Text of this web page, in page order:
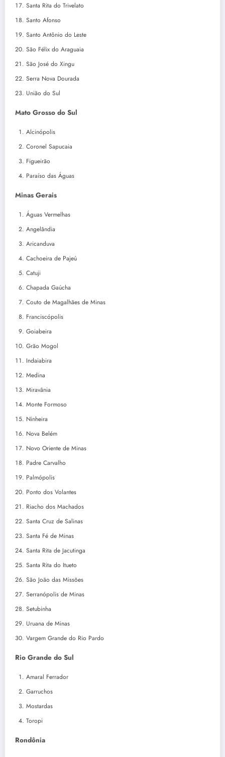
Santa Rita do Trivelato
Santo Afonso
Santo Antônio do Leste
São Félix do Araguaia
São José do Xingu
Serra Nova Dourada
União do Sul
Mato Grosso do Sul
Alcinópolis
Coronel Sapucaia
Figueirão
Paraíso das Águas
Minas Gerais
Águas Vermelhas
Angelândia
Aricanduva
Cachoeira de Pajeú
Catuji
Chapada Gaúcha
Couto de Magalhães de Minas
Franciscópolis
Goiabeira
Grão Mogol
Indaiabira
Medina
Miravânia
Monte Formoso
Ninheira
Nova Belém
Novo Oriente de Minas
Padre Carvalho
Palmópolis
Ponto dos Volantes
Riacho dos Machados
Santa Cruz de Salinas
Santa Fé de Minas
Santa Rita de Jacutinga
Santa Rita do Itueto
São João das Missões
Serranópolis de Minas
Setubinha
Uruana de Minas
Vargem Grande do Rio Pardo
Rio Grande do Sul
Amaral Ferrador
Garruchos
Mostardas
Toropi
Rondônia